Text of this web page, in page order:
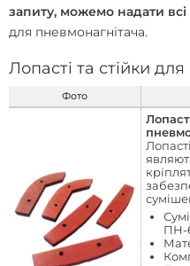
запиту, можемо надати всі
для пневмонагнітача.
Лопасті та стійки
Фото
ПН-